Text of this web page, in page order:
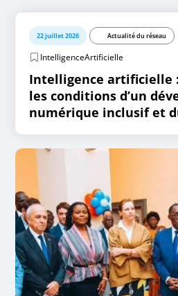
22 juillet 2026 Actualité du réseau
IntelligenceArtificielle
Intelligence artificielle :
les conditions d’un
numérique inclusif et